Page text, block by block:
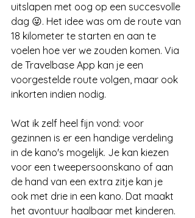
uitslapen met oog op een succesvolle
dag 😜. Het idee was om de route van
18 kilometer te starten en aan te
voelen hoe ver we zouden komen. Via
de Travelbase App kan je een
voorgestelde route volgen, maar ook
inkorten indien nodig.
Wat ik zelf heel fijn vond: voor
gezinnen is er een handige verdeling
in de kano's mogelijk. Je kan kiezen
voor een tweepersoonskano of aan
de hand van een extra zitje kan je
ook met drie in een kano. Dat maakt
het avontuur haalbaar met kinderen.